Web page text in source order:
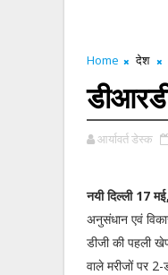
Home देश
आर्यावर्त डेस्क
नयी दिल्ली 17 मई,
अनुसंधान एवं
डीजी की पहली
वाले मरीजों पर